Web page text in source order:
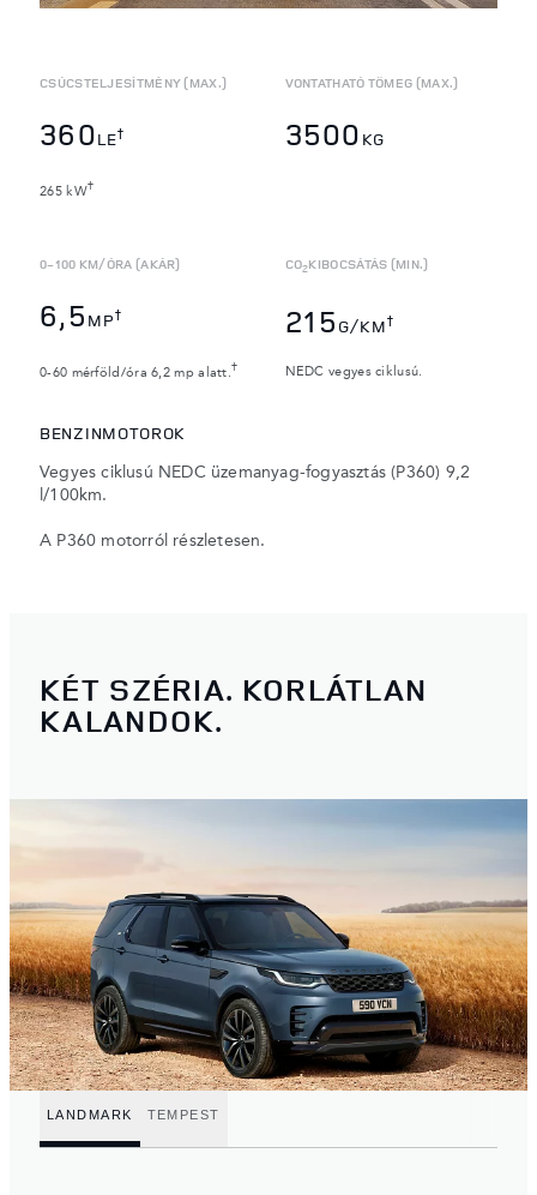
CSÚCSTELJESÍTMÉNY (MAX.)
360LE†
265 kW†
VONTATHATÓ TÖMEG (MAX.)
3500 KG
0-100 KM/ÓRA (AKÁR)
6,5 MP†
0-60 mérföld/óra 6,2 mp alatt.†
CO2KIBOCSÁTÁS (MIN.)
215 G/KM†
NEDC vegyes ciklusú.
BENZINMOTOROK
Vegyes ciklusú NEDC üzemanyag-fogyasztás (P360) 9,2
l/100km.
A P360 motorról részletesen.
KÉT SZÉRIA. KORLÁTLAN
KALANDOK.
LANDMARK TEMPEST